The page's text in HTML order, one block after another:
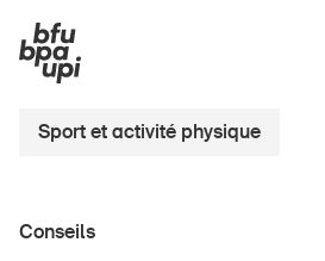
Sport et activité physique
Sport et activité physique
Conseils